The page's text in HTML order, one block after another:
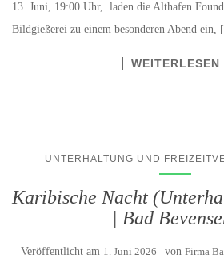
13. Juni, 19:00 Uhr, laden die Althafen
Bildgießerei zu einem besonderen Abend
WEITERLESEN
UNTERHALTUNG UND
Karibische Nacht
| Bad
Veröffentlicht am 1. Juni 2026 von Firma